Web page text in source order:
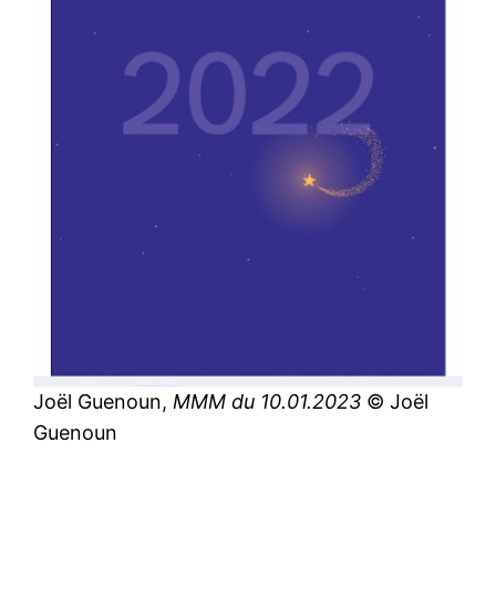
Joël Guenoun, MMM du 10.01.2023 © Joël
Guenoun